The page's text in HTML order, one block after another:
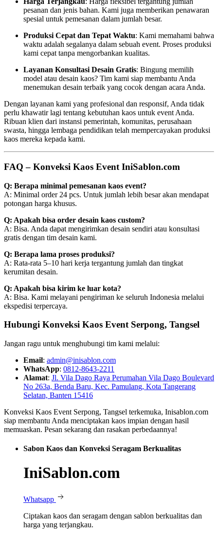
pesanan dan jenis bahan. Kami juga memberikan penawaran
spesial untuk pemesanan dalam jumlah besar.
Produksi Cepat dan Tepat Waktu: Kami memahami bahwa
waktu adalah segalanya dalam sebuah event. Proses produksi
kami cepat tanpa mengorbankan kualitas.
Layanan Konsultasi Desain Gratis: Bingung memilih
model atau desain kaos? Tim kami siap membantu Anda
menemukan desain terbaik yang cocok dengan acara Anda.
Dengan layanan kami yang profesional dan responsif, Anda tidak
perlu khawatir lagi tentang kebutuhan kaos untuk event Anda.
Ribuan klien dari instansi pemerintah, komunitas, perusahaan
swasta, hingga lembaga pendidikan telah mempercayakan produksi
kaos mereka kepada kami.
FAQ – Konveksi Kaos Event IniSablon.com
Q: Berapa minimal pemesanan kaos event?
A: Minimal order 24 pcs. Untuk jumlah lebih besar akan mendapat
potongan harga khusus.
Q: Apakah bisa order desain kaos custom?
A: Bisa. Anda dapat mengirimkan desain sendiri atau konsultasi
gratis dengan tim desain kami.
Q: Berapa lama proses produksi?
A: Rata-rata 5–10 hari kerja tergantung jumlah dan tingkat
kerumitan desain.
Q: Apakah bisa kirim ke luar kota?
A: Bisa. Kami melayani pengiriman ke seluruh Indonesia melalui
ekspedisi terpercaya.
Hubungi Konveksi Kaos Event Serpong, Tangsel
Jangan ragu untuk menghubungi tim kami melalui:
Email: admin@inisablon.com
WhatsApp: 0812-8643-2211
Alamat: Jl. Vila Dago Raya Perumahan Vila Dago Boulevard
No 263a, Benda Baru, Kec. Pamulang, Kota Tangerang
Selatan, Banten 15416
Konveksi Kaos Event Serpong, Tangsel terkemuka, Inisablon.com
siap membantu Anda menciptakan kaos impian dengan hasil
memuaskan. Pesan sekarang dan rasakan perbedaannya!
Sabon Kaos dan Konveksi Seragam Berkualitas
IniSablon.com
Whatsapp
Ciptakan kaos dan seragam dengan sablon berkualitas dan
harga yang terjangkau.